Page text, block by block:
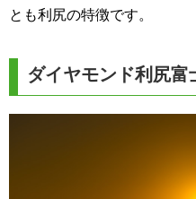
とも利尻の特徴です。
ダイヤモンド利尻富